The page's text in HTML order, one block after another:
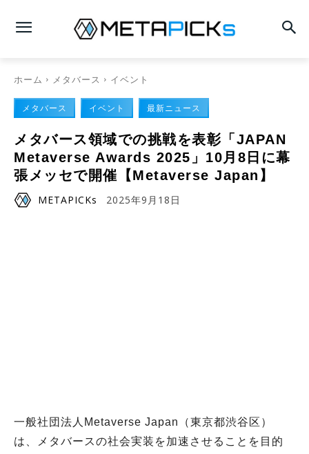
ホーム メタバース イベント
メタバース イベント 最新ニュース
メタバース領域での挑戦を表彰「JAPAN
Metaverse Awards 2025」10月8日に幕
張メッセで開催【Metaverse Japan】
METAPICKs 2025年9月18日
一般社団法人Metaverse Japan（東京都渋谷区）
は、メタバースの社会実装を加速させることを目的